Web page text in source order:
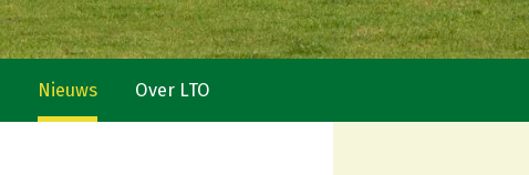
Nieuws Over LTO